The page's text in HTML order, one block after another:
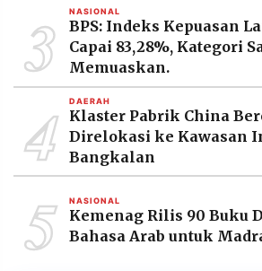
3 NASIONAL
BPS: Indeks Kepuasan
Capai 83,28%, Kategori
Memuaskan.
4 DAERAH
Klaster Pabrik China
Direlokasi ke Kawasan
Bangkalan
5 NASIONAL
Kemenag Rilis 90 Buku
Bahasa Arab untuk